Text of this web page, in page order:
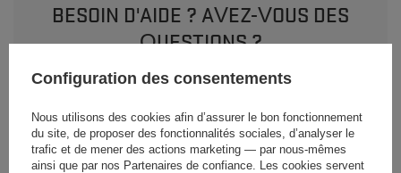
BESOIN D'AIDE ? AVEZ-VOUS DES
QUESTIONS ?
rapidement. Les questions et les réponses les plus
puissent les consulter.
POSEZ UNE QUESTION
Configuration des consentements
Nous utilisons des cookies afin d’assurer le bon fonctionnement
du site, de proposer des fonctionnalités sociales, d’analyser le
trafic et de mener des actions marketing — par nous-mêmes
ainsi que par nos Partenaires de confiance. Les cookies servent